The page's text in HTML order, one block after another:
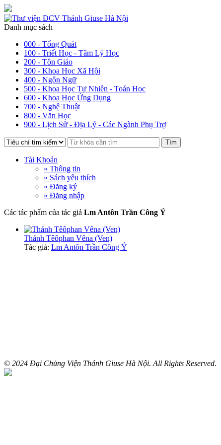
Danh mục sách
000 - Tổng Quát
100 - Triết Học - Tâm Lý Học
200 - Tôn Giáo
300 - Khoa Học Xã Hội
400 - Ngôn Ngữ
500 - Khoa Học Tự Nhiên - Toán Học
600 - Khoa Học Ứng Dụng
700 - Nghệ Thuật
800 - Văn Học
900 - Lịch Sử - Địa Lý - Các Ngành Phụ Trợ
Tìm
Tài Khoản
» Thông tin
» Sách yêu thích
» Đăng ký
» Đăng nhập
Các tác phẩm của tác giả Lm Antôn Trần Công Ý
Thánh Têôphan Vêna (Ven)
Tác giả: Lm Antôn Trần Công Ý
© 2024 Đại Chủng Viện Thánh Giuse Hà Nội. All Rights Reserved.